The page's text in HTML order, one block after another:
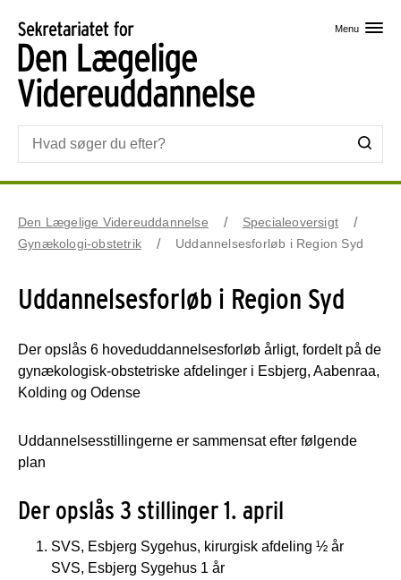
Menu
Den Lægelige Videreuddannelse
Specialeoversigt
Gynækologi-obstetrik
Uddannelsesforløb i Region Syd
Uddannelsesforløb i Region Syd
Der opslås 6 hoveduddannelsesforløb årligt, fordelt på de
gynækologisk-obstetriske afdelinger i Esbjerg, Aabenraa,
Kolding og Odense
Uddannelsesstillingerne er sammensat efter følgende
plan
Der opslås 3 stillinger 1. april
SVS, Esbjerg Sygehus, kirurgisk afdeling ½ år
SVS, Esbjerg Sygehus 1 år